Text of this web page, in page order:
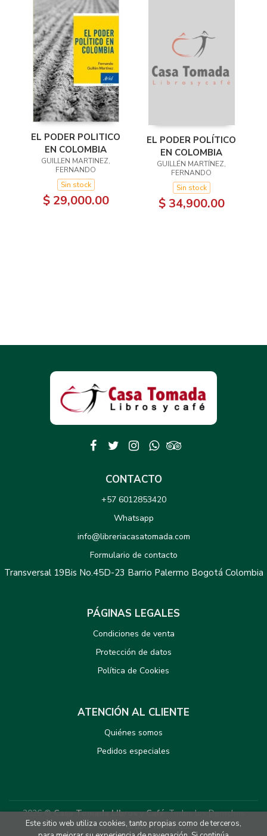
EL PODER POLITICO
EN COLOMBIA
GUILLEN MARTINEZ,
FERNANDO
Sin stock
$ 29,000.00
EL PODER POLÍTICO
EN COLOMBIA
GUILLÉN MARTÍNEZ,
FERNANDO
Sin stock
$ 34,900.00
CONTACTO
+57 6012853420
Whatsapp
info@libreriacasatomada.com
Formulario de contacto
Transversal 19Bis No.45D-23 Barrio Palermo Bogotá Colombia
PÁGINAS LEGALES
Condiciones de venta
Protección de datos
Política de Cookies
ATENCIÓN AL CLIENTE
Quiénes somos
Pedidos especiales
2026 ©Casa Tomada LIbros y Café. Todos los Derechos
Reservados |Grupo Trevenque
Este sitio web utiliza cookies, tanto propias como de terceros,